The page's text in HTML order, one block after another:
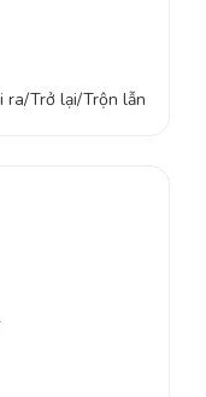
ra/Trở lại/Trộn lẫn